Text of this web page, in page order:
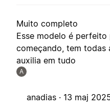
Muito completo
Esse modelo é perfeito
começando, tem todas
auxilia em tudo
A
anadias · 13 maj